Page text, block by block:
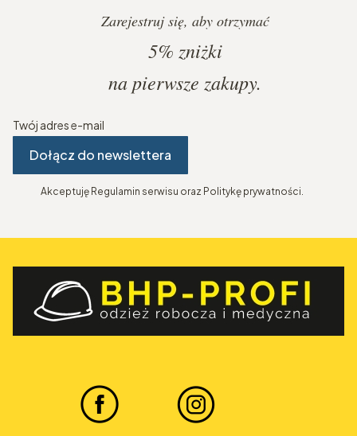
Zarejestruj się, aby otrzymać
5% zniżki
na pierwsze zakupy.
Twój adres e-mail
Dołącz do newslettera
Akceptuję Regulamin serwisu oraz Politykę prywatności.